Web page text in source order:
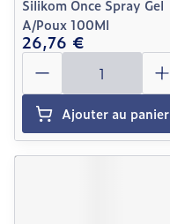
Silikom Once Spray Gel
A/Poux 100Ml
26,76 €
Quantité
Ajouter au panier